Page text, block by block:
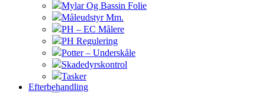
Mylar Og Bassin Folie
Måleudstyr Mm.
PH – EC Målere
PH Regulering
Potter – Underskåle
Skadedyrskontrol
Tasker
Efterbehandling